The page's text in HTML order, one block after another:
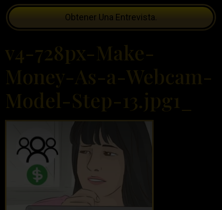
Obtener Una Entrevista.
v4-728px-Make-
Money-As-a-Webcam-
Model-Step-13.jpg1_